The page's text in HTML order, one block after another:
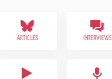
ARTICLES INTERVIEWS